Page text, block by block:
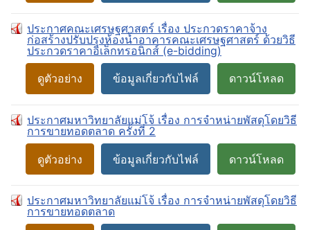
ประกาศคณะเศรษฐศาสตร์ เรื่อง ประกวดราคาจ้าง
ก่อสร้างปรับปรุงห้องน้ำอาคารคณะเศรษฐศาสตร์ ด้วยวิธี
ประกวดราคาอิเล็กทรอนิกส์ (e-bidding)
ดาวน์โหลด
ข้อมูลเกี่ยวกับไฟล์
ดูตัวอย่าง
ประกาศมหาวิทยาลัยแม่โจ้ เรื่อง การจำหน่ายพัสดุโดยวิธี
การขายทอดตลาด ครั้งที่ 2
ดาวน์โหลด
ข้อมูลเกี่ยวกับไฟล์
ดูตัวอย่าง
ประกาศมหาวิทยาลัยแม่โจ้ เรื่อง การจำหน่ายพัสดุโดยวิธี
การขายทอดตลาด